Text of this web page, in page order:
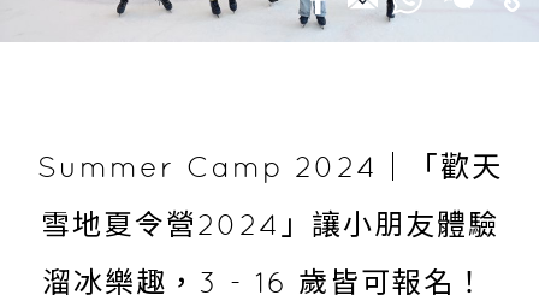
Summer Camp 2024｜「歡天
雪地夏令營2024」讓小朋友體驗
溜冰樂趣，3 - 16 歲皆可報名！